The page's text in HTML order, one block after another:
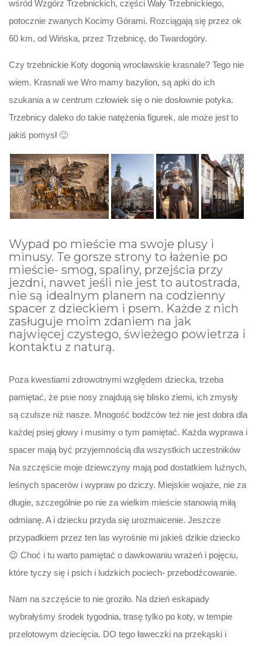
wśród Wzgórz Trzebnickich, części Wały Trzebnickiego,
potocznie zwanych Kocimy Górami. Rozciągają się przez ok
60 km, od Wińska, przez Trzebnicę, do Twardogóry.
Czy trzebnickie Koty dogonią wrocławskie krasnale? Tego nie
wiem. Krasnali we Wro mamy bazylion, są apki do ich
szukania a w centrum człowiek się o nie dosłownie potyka.
Trzebnicy daleko do takie natężenia figurek, ale może jest to
jakiś pomysł 🙂
Wypad po mieście ma swoje plusy i
minusy. Te gorsze strony to łażenie po
mieście- smog, spaliny, przejścia przy
jezdni, nawet jeśli nie jest to autostrada,
nie są idealnym planem na codzienny
spacer z dzieckiem i psem. Każde z nich
zasługuje moim zdaniem na jak
najwięcej czystego, świeżego powietrza i
kontaktu z naturą.
Poza kwestiami zdrowotnymi względem dziecka, trzeba
pamiętać, że psie nosy znajdują się blisko ziemi, ich zmysły
są czulsze niż nasze. Mnogość bodźców też nie jest dobra dla
każdej psiej głowy i musimy o tym pamiętać. Każda wyprawa i
spacer mają być przyjemnością dla wszystkich uczestników
Na szczęście moje dziewczyny mają pod dostatkiem luźnych,
leśnych spacerów i wypraw po dziczy. Miejskie wojaże, nie za
długie, szczególnie po nie za wielkim mieście stanowią miłą
odmianę. A i dziecku przyda się urozmaicenie. Jeszcze
przypadkiem przez ten las wyrośnie mi jakieś dzikie dziecko
😉 Choć i tu warto pamiętać o dawkowaniu wrażeń i pojęciu,
które tyczy się i psich i ludzkich pociech- przebodźcowanie.
Nam na szczęście to nie groziło. Na dzień eskapady
wybrałyśmy środek tygodnia, trasę tylko po koty, w tempie
przelotowym dziecięcia. DO tego ławeczki na przekąski i